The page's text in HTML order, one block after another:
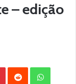
– edição
Pinterest Reddit